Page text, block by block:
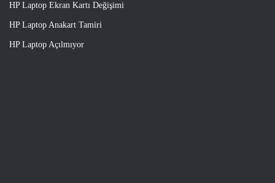
HP Laptop Ekran Kartı Değişimi
HP Laptop Anakart Tamiri
HP Laptop Açılmıyor